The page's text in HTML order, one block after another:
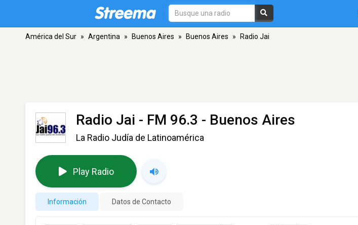
América del Sur » Argentina » Buenos Aires » Buenos Aires » Radio Jai
Radio Jai - FM 96.3 - Buenos Aires
La Radio Judía de Latinoamérica
Play Radio
Información Datos de Contacto